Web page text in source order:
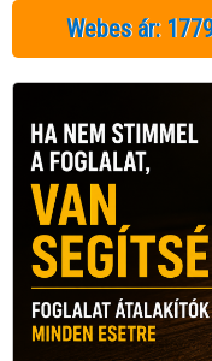
Webes ár: